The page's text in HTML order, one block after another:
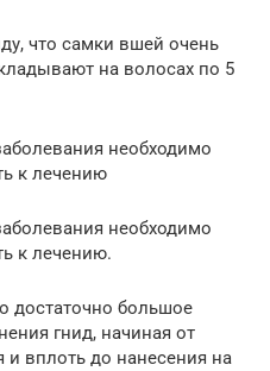
что самки вшей очень
на волосах по 5
необходимо
к лечению
необходимо
к лечению.
достаточно большое
гнид, начиная от
и вплоть до нанесения на